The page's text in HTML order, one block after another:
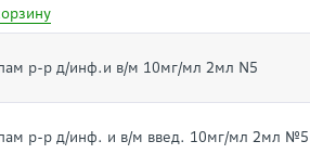
р-р д/инф.и в/м 10мг/мл 2мл N5
р-р д/инф. и в/м введ. 10мг/мл 2мл